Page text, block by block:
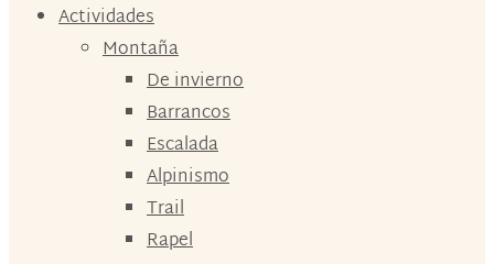
Actividades
Montaña
De invierno
Barrancos
Escalada
Alpinismo
Trail
Rapel